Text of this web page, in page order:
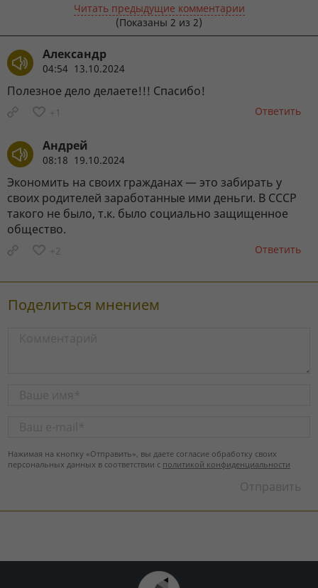
Читать предыдущие комментарии
(Показаны 2 из 2)
Александр
04:54 13.10.2024
Полезное дело делаете!!! Спасибо!
+1 Ответить
Андрей
08:18 19.10.2024
Экономить на своих гражданах — это забирать у
своих родителей заработанные ими деньги. В СССР
такого не было, т.к. было социально защищенное
общество.
+2 Ответить
Поделиться мнением
Нажимая на кнопку «Отправить», вы даете согласие обработку своих
персональных данных в соответствии с политикой конфиденциальности